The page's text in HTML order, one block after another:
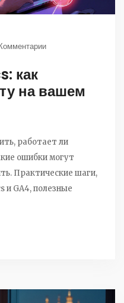
как
на вашем
работает ли
ошибки могут
Практические шаги,
и GA4, полезные